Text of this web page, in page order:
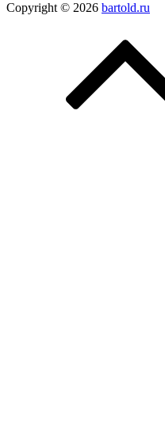
Copyright © 2026 bartold.ru